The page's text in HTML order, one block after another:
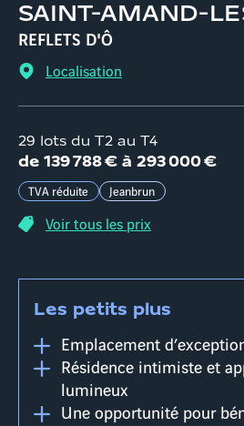
SAINT-AMAND-
REFLETS D'Ô
Localisation
29 lots du T2 au T4
de 139 788 € à 293 000 €
TVA réduite Jeanbrun
Voir tous les prix
Les petits plus
Emplacement
Résidence intimiste et
lumineux
Une opportunité pour